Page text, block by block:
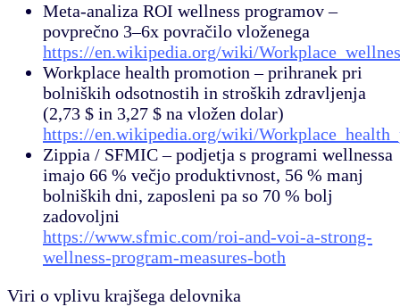
Meta-analiza ROI wellness programov –
povprečno 3–6x povračilo vloženega
https://en.wikipedia.org/wiki/
Workplace health promotion – prihranek pri
bolniških odsotnostih in stroških zdravljenja
(2,73 $ in 3,27 $ na vložen dolar)
https://en.wikipedia.org/wiki/
Zippia / SFMIC – podjetja s programi wellnessa
imajo 66 % večjo produktivnost, 56 % manj
bolniških dni, zaposleni pa so 70 % bolj
zadovoljni
https://www.sfmic.com/roi-and-voi-a-strong-
wellness-program-measures-both
Viri o vplivu krajšega delovnika